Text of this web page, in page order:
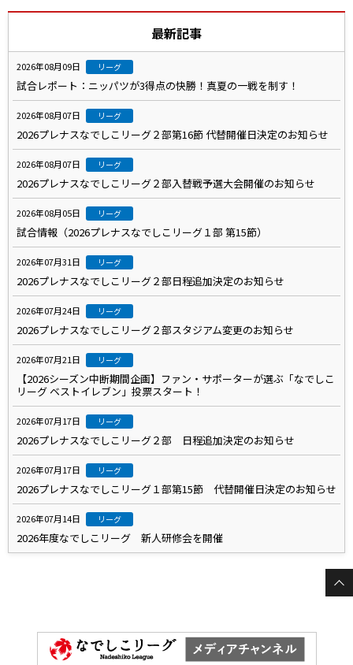
最新記事
2026年08月09日 リーグ
試合レポート：ニッパツが3得点の快勝！真夏の一戦を制す！
2026年08月07日 リーグ
2026プレナスなでしこリーグ２部第16節 代替開催日決定のお知らせ
2026年08月07日 リーグ
2026プレナスなでしこリーグ２部入替戦予選大会開催のお知らせ
2026年08月05日 リーグ
試合情報（2026プレナスなでしこリーグ１部 第15節）
2026年07月31日 リーグ
2026プレナスなでしこリーグ２部日程追加決定のお知らせ
2026年07月24日 リーグ
2026プレナスなでしこリーグ２部スタジアム変更のお知らせ
2026年07月21日 リーグ
【2026シーズン中断期間企画】ファン・サポーターが選ぶ「なでしこ
リーグ ベストイレブン」投票スタート！
2026年07月17日 リーグ
2026プレナスなでしこリーグ２部 日程追加決定のお知らせ
2026年07月17日 リーグ
2026プレナスなでしこリーグ１部第15節 代替開催日決定のお知らせ
2026年07月14日 リーグ
2026年度なでしこリーグ 新人研修会を開催